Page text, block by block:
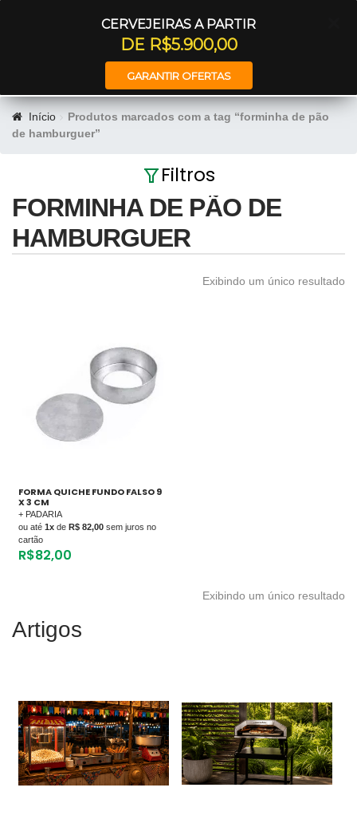
CERVEJEIRAS A PARTIR
DE R$5.900,00
GARANTIR OFERTAS
Início
Produtos marcados com a tag “forminha de pão
de hamburguer”
Filtros
FORMINHA DE PÃO DE
HAMBURGUER
Exibindo um único resultado
FORMA QUICHE FUNDO FALSO 9
X 3 CM
+ PADARIA
ou até 1x de R$ 82,00 sem juros no
cartão
R$82,00
Exibindo um único resultado
Artigos